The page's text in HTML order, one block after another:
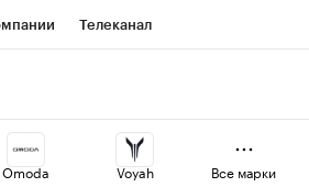
Телеканал
Проверка контрагентов
Omoda Voyah Все марки